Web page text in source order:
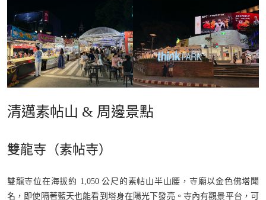
清邁素帖山 & 周邊景點
雙龍寺（素帖寺）
雙龍寺位在海拔約 1,050 公尺的素帖山半山腰，寺廟以金色佛塔聞
名，即使隔著藍天也能看到塔身在陽光下發亮。寺內有觀景平台，可